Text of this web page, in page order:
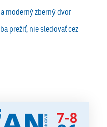
moderný zberný dvor
prežiť, nie sledovať cez
som si všetko, čo som si
komunitnú atmosféru